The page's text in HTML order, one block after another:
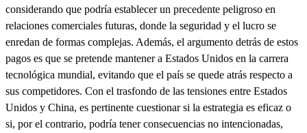
considerando que podría establecer un precedente peligroso en
relaciones comerciales futuras, donde la seguridad y el lucro se
enredan de formas complejas. Además, el argumento detrás de estos
pagos es que se pretende mantener a Estados Unidos en la carrera
tecnológica mundial, evitando que el país se quede atrás respecto a
sus competidores. Con el trasfondo de las tensiones entre Estados
Unidos y China, es pertinente cuestionar si la estrategia es eficaz o
si, por el contrario, podría tener consecuencias no intencionadas,